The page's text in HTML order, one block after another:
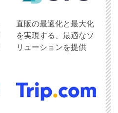
直販の最適化と最大化
を実現する、最適なソ
リューションを提供